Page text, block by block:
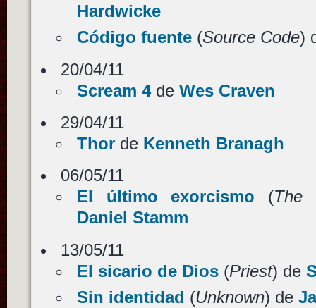
Hardwicke
Código fuente(Source Code)
20/04/11
Scream 4de Wes Craven
29/04/11
Thorde Kenneth Branagh
06/05/11
El último exorcismo (The
Daniel Stamm
13/05/11
El sicario de Dios(Priest) de
Sin identidad (Unknown) de